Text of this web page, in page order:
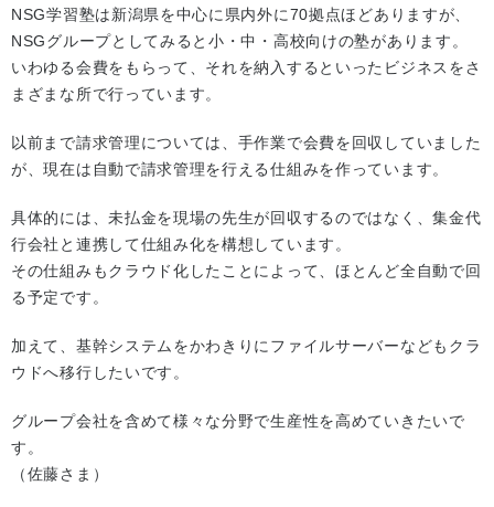
NSG学習塾は新潟県を中心に県内外に70拠点ほどありますが、
NSGグループとしてみると小・中・高校向けの塾があります。
いわゆる会費をもらって、それを納入するといったビジネスをさ
まざまな所で行っています。
以前まで請求管理については、手作業で会費を回収していました
が、現在は自動で請求管理を行える仕組みを作っています。
具体的には、未払金を現場の先生が回収するのではなく、集金代
行会社と連携して仕組み化を構想しています。
その仕組みもクラウド化したことによって、ほとんど全自動で回
る予定です。
加えて、基幹システムをかわきりにファイルサーバーなどもクラ
ウドへ移行したいです。
グループ会社を含めて様々な分野で生産性を高めていきたいで
す。
（佐藤さま）